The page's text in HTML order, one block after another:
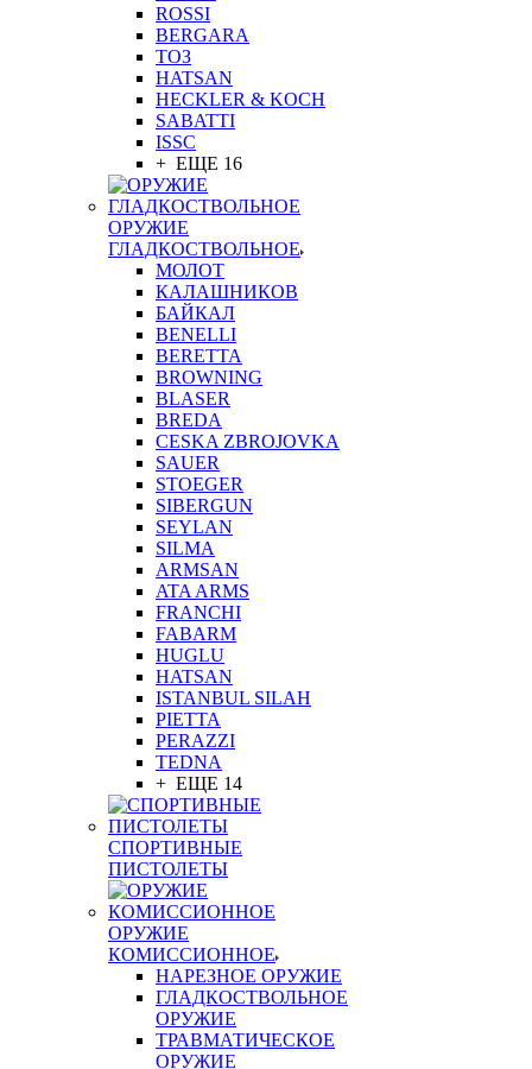
ROSSI
BERGARA
ТОЗ
HATSAN
HECKLER & KOCH
SABATTI
ISSC
+ ЕЩЕ 16
ОРУЖИЕ
ГЛАДКОСТВОЛЬНОЕ
МОЛОТ
КАЛАШНИКОВ
БАЙКАЛ
BENELLI
BERETTA
BROWNING
BLASER
BREDA
CESKA ZBROJOVKA
SAUER
STOEGER
SIBERGUN
SEYLAN
SILMA
ARMSAN
ATA ARMS
FRANCHI
FABARM
HUGLU
HATSAN
ISTANBUL SILAH
PIETTA
PERAZZI
TEDNA
+ ЕЩЕ 14
СПОРТИВНЫЕ
ПИСТОЛЕТЫ
ОРУЖИЕ
КОМИССИОННОЕ
НАРЕЗНОЕ ОРУЖИЕ
ГЛАДКОСТВОЛЬНОЕ
ОРУЖИЕ
ТРАВМАТИЧЕСКОЕ
ОРУЖИЕ